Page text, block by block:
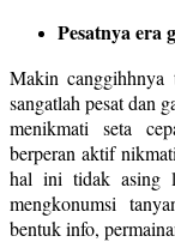
Pesatnya era
Makin canggihhnya
sangatlah pesat dan
menikmati seta
berperan aktif
hal ini tidak asing
mengkonumsi
bentuk info,